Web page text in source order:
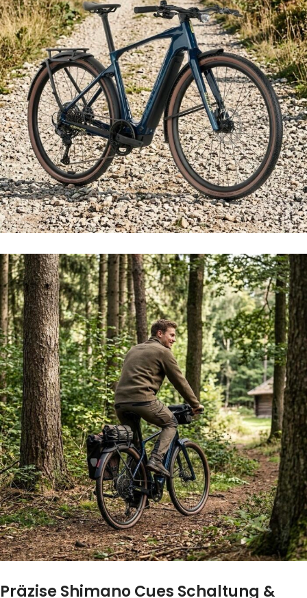
Präzise Shimano Cues Schaltung &